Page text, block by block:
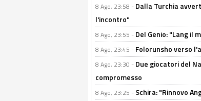
8 Ago, 23:58 - Dalla Turchia
l'incontro"
8 Ago, 23:55 - Del Genio: "Lang il
8 Ago, 23:45 - Folorunsho verso
8 Ago, 23:30 - Due giocatori del
compromesso
8 Ago, 23:25 - Schira: "Rinnovo